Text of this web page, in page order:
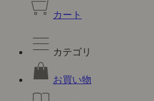
カート
カテゴリ
お買い物